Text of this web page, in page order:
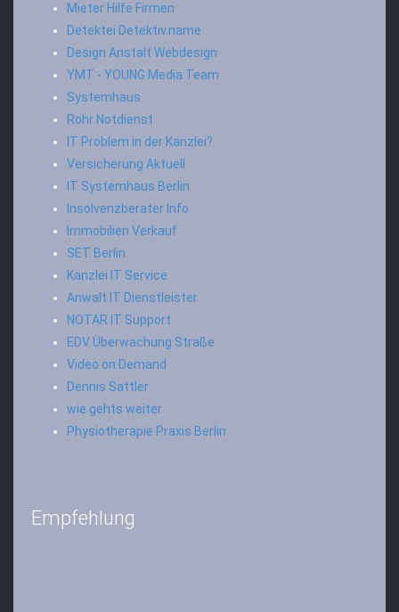
Mieter Hilfe Firmen
Detektei Detektiv.name
Design Anstalt Webdesign
YMT - YOUNG Media Team
Systemhaus
Rohr Notdienst
IT Problem in der Kanzlei?
Versicherung Aktuell
IT Systemhaus Berlin
Insolvenzberater Info
Immobilien Verkauf
SET Berlin
Kanzlei IT Service
Anwalt IT Dienstleister
NOTAR IT Support
EDV Überwachung Straße
Video on Demand
Dennis Sattler
wie gehts weiter
Physiotherapie Praxis Berlin
Empfehlung